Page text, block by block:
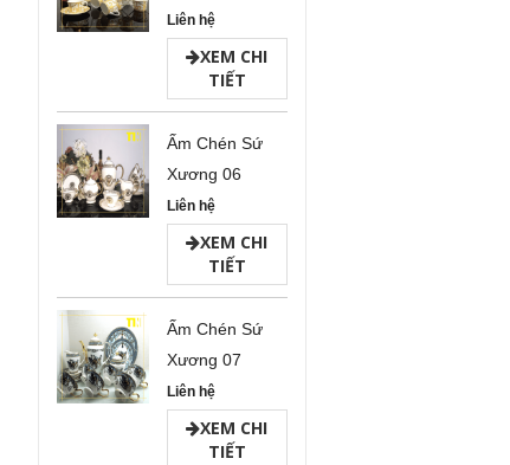
Liên hệ
XEM CHI
TIẾT
Ấm Chén Sứ
Xương 06
Liên hệ
XEM CHI
TIẾT
Ấm Chén Sứ
Xương 07
Liên hệ
XEM CHI
TIẾT